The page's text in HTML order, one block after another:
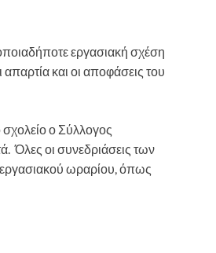
εργασιακή σχέση
και οι αποφάσεις του
ο Σύλλογος
Όλες οι συνεδριάσεις των
εργασιακού ωραρίου, όπως